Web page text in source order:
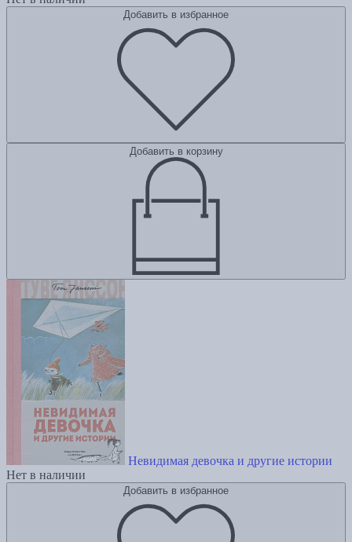
Добавить в избранное
Добавить в корзину
Невидимая девочка и другие истории
Нет в наличии
Добавить в избранное